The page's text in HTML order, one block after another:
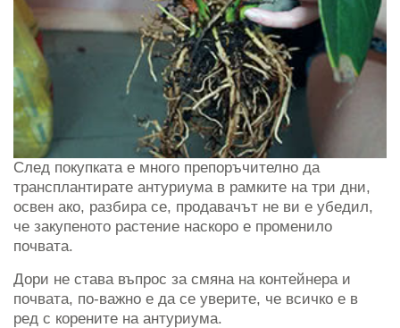
След покупката е много препоръчително да
трансплантирате антуриума в рамките на три дни,
освен ако, разбира се, продавачът не ви е убедил,
че закупеното растение наскоро е променило
почвата.
Дори не става въпрос за смяна на контейнера и
почвата, по-важно е да се уверите, че всичко е в
ред с корените на антуриума.